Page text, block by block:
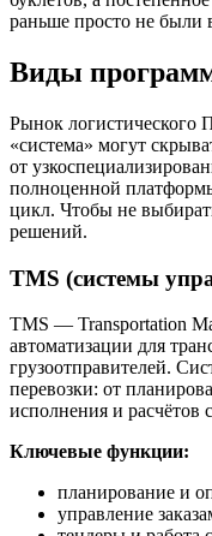
раньше просто не были
Виды
Рынок логистического
«система» могут
от
полноценной
цикл. Чтобы не
решений.
TMS (системы
TMS — Transportation
автоматизации для
грузоотправителей.
перевозки: от
исполнения и расчётов
Ключевые функции:
планирование и
управление